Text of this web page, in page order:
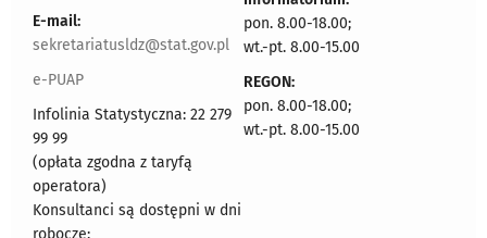
E-mail:
sekretariatusldz@stat.gov.pl
e-PUAP
Infolinia Statystyczna: 22 279
99 99
(opłata zgodna z taryfą
operatora)
Konsultanci są dostępni w dni
robocze:
pon. 8.00-18.00;
wt.-pt. 8.00-15.00
REGON:
pon. 8.00-18.00;
wt.-pt. 8.00-15.00